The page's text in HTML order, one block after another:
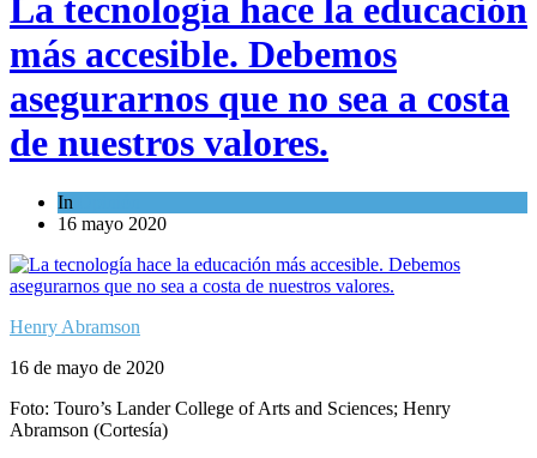
La tecnología hace la educación
más accesible. Debemos
asegurarnos que no sea a costa
de nuestros valores.
In
16 mayo 2020
Henry Abramson
16 de mayo de 2020
Foto: Touro’s Lander College of Arts and Sciences; Henry
Abramson (Cortesía)